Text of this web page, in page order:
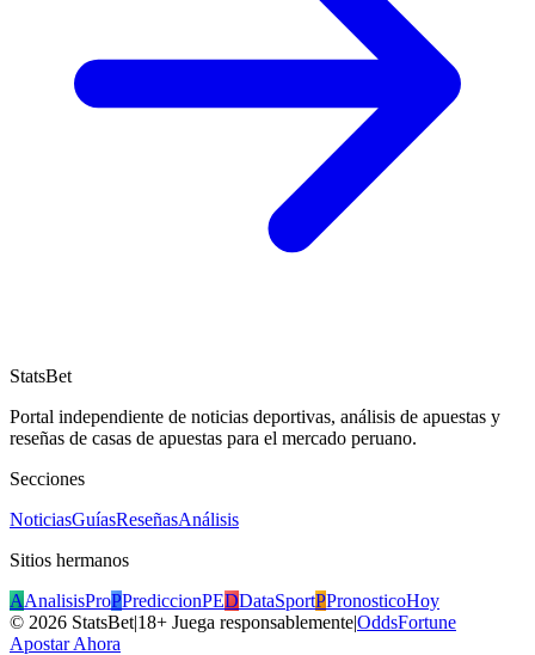
StatsBet
Portal independiente de noticias deportivas, análisis de apuestas y
reseñas de casas de apuestas para el mercado peruano.
Secciones
NoticiasGuíasReseñasAnálisis
Sitios hermanos
AAnalisisProPPrediccionPEDDataSportPPronosticoHoy
© 2026 StatsBet|18+ Juega responsablemente|OddsFortune
Apostar Ahora